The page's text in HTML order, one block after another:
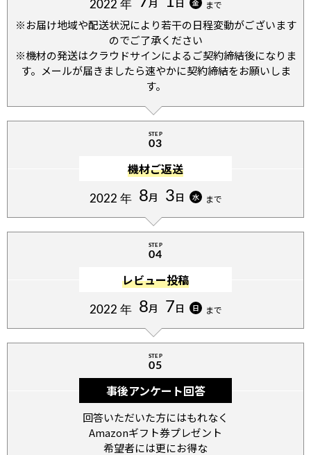
詳細はこちら
CFexpressカードリーダー
予備バッテリーEN-EL15 b（2個）
こんな方にオススメのセットです
本格的な映像と写真を手軽に始めたい方
(※モニター貸出しはありません)
フルサイズを始めたい、検討している
2022 年 月 日 金 まで
※お届け地域や配送状況により若⼲の⽇程変動がございます
のでご了承ください
※機材の発送はクラウドサインによるご契約締結後になりま
す。メールが届きましたら速やかに契約締結をお願いしま
す。
STEP
03
機材ご返送
2022 年 8月 3日 水 まで
STEP
04
レビュー投稿
2022 年 8月 7日 日 まで
STEP
05
事後アンケート回答
回答いただいた方にはもれなく
Amazonギフト券プレゼント
希望者には更にお得な